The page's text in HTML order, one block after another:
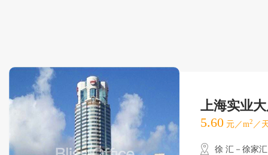
上海实业
5.60 元／m2 ／
徐 汇－徐家汇